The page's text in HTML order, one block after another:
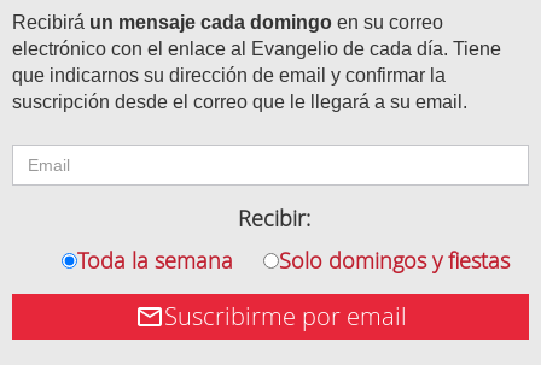
Recibirá un mensaje cada domingo en su correo
electrónico con el enlace al Evangelio de cada día. Tiene
que indicarnos su dirección de email y confirmar la
suscripción desde el correo que le llegará a su email.
Recibir:
Toda la semana
Solo domingos y fiestas
Suscribirme por email